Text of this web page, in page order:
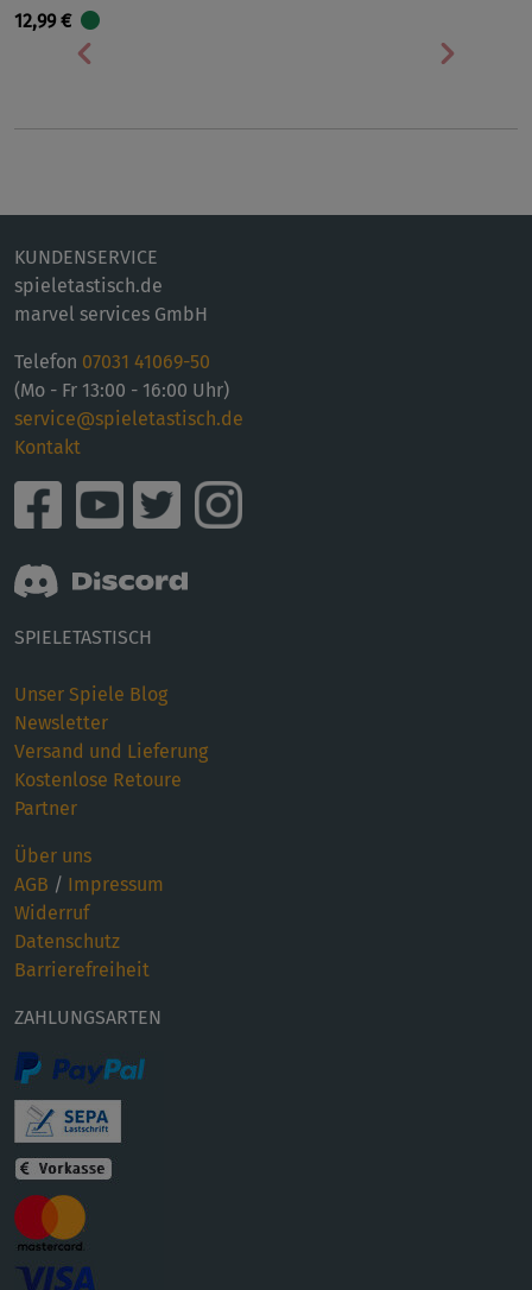
12,99 €
Vorherige
KUNDENSERVICE
spieletastisch.de
marvel services GmbH
Telefon 07031 41069-50
(Mo - Fr 13:00 - 16:00 Uhr)
service@spieletastisch.de
Kontakt
SPIELETASTISCH
Unser Spiele Blog
Newsletter
Versand und Lieferung
Kostenlose Retoure
Partner
Über uns
AGB / Impressum
Widerruf
Datenschutz
Barrierefreiheit
ZAHLUNGSARTEN